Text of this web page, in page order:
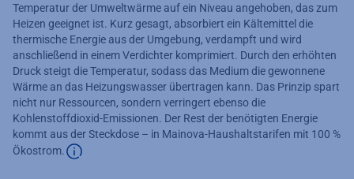
Temperatur der Umweltwärme auf ein Niveau angehoben, das zum
Heizen geeignet ist. Kurz gesagt, absorbiert ein Kältemittel die
thermische Energie aus der Umgebung, verdampft und wird
anschließend in einem Verdichter komprimiert. Durch den erhöhten
Druck steigt die Temperatur, sodass das Medium die gewonnene
Wärme an das Heizungswasser übertragen kann. Das Prinzip spart
nicht nur Ressourcen, sondern verringert ebenso die
Kohlenstoffdioxid-Emissionen. Der Rest der benötigten Energie
kommt aus der Steckdose – in Mainova-Haushaltstarifen mit 100 %
Ökostrom.